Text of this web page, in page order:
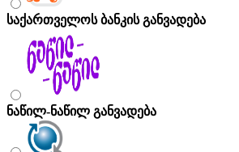
საქართველოს ბანკის განვადება
ნაწილ-ნაწილ განვადება